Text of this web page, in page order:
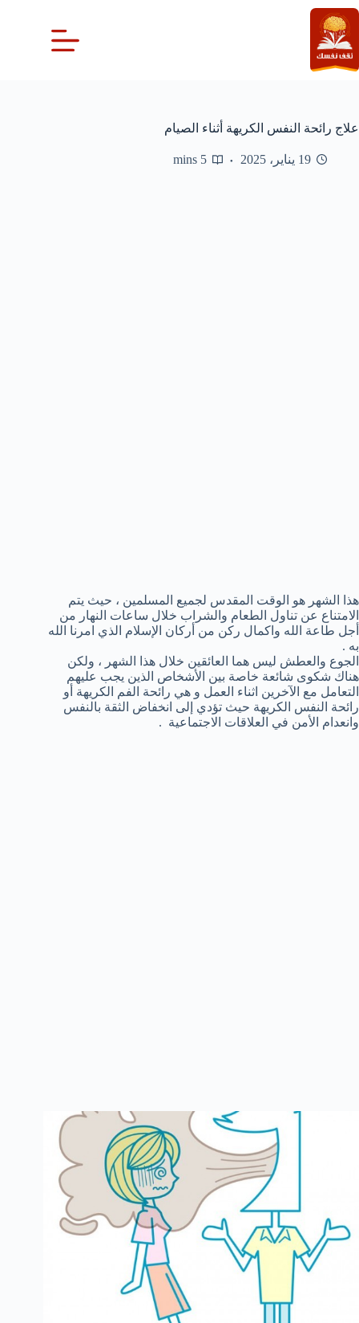
التجاوز
إلى
المحتوى
علاج رائحة النفس الكريهة أثناء الصيام
19 يناير، 2025 5 mins
هذا الشهر هو الوقت المقدس لجميع المسلمين ، حيث يتم
الامتناع عن تناول الطعام والشراب خلال ساعات النهار من
أجل طاعة الله واكمال ركن من أركان الإسلام الذي امرنا الله
به .
الجوع والعطش ليس هما العائقين خلال هذا الشهر ، ولكن
هناك شكوى شائعة خاصة بين الأشخاص الذين يجب عليهم
التعامل مع الآخرين اثناء العمل و هي رائحة الفم الكريهة أو
رائحة النفس الكريهة حيث تؤدي إلى انخفاض الثقة بالنفس
وانعدام الأمن في العلاقات الاجتماعية .